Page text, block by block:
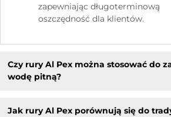
zapewniając długoterminową
oszczędność dla klientów.
Czy rury Al Pex można stosować do
wodę pitną?
Jak rury Al Pex porównują się do